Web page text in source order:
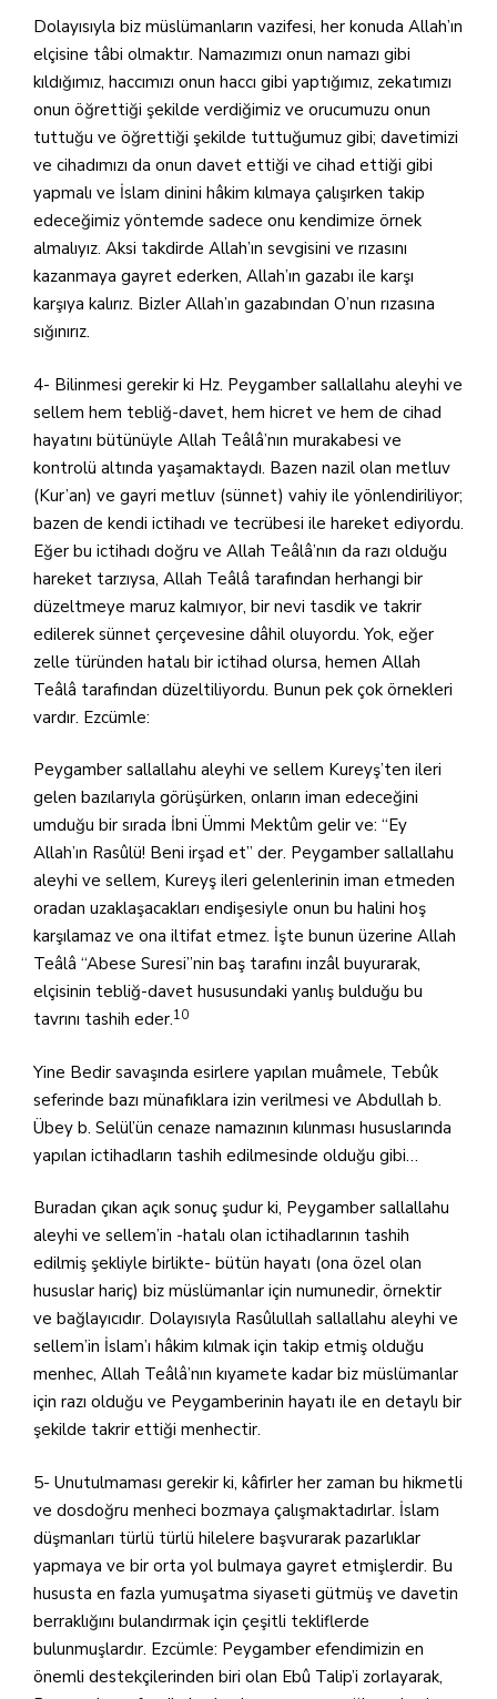
Dolayısıyla biz müslümanların vazifesi, her konuda Allah’ın
elçisine tâbi olmaktır. Namazımızı onun namazı gibi
kıldığımız, haccımızı onun haccı gibi yaptığımız, zekatımızı
onun öğrettiği şekilde verdiğimiz ve orucumuzu onun
tuttuğu ve öğrettiği şekilde tuttuğumuz gibi; davetimizi
ve cihadımızı da onun davet ettiği ve cihad ettiği gibi
yapmalı ve İslam dinini hâkim kılmaya çalışırken takip
edeceğimiz yöntemde sadece onu kendimize örnek
almalıyız. Aksi takdirde Allah’ın sevgisini ve rızasını
kazanmaya gayret ederken, Allah’ın gazabı ile karşı
karşıya kalırız. Bizler Allah’ın gazabından O’nun rızasına
sığınırız.
4- Bilinmesi gerekir ki Hz. Peygamber sallallahu aleyhi ve
sellem hem tebliğ-davet, hem hicret ve hem de cihad
hayatını bütünüyle Allah Teâlâ’nın murakabesi ve
kontrolü altında yaşamaktaydı. Bazen nazil olan metluv
(Kur’an) ve gayri metluv (sünnet) vahiy ile yönlendiriliyor;
bazen de kendi ictihadı ve tecrübesi ile hareket ediyordu.
Eğer bu ictihadı doğru ve Allah Teâlâ’nın da razı olduğu
hareket tarzıysa, Allah Teâlâ tarafından herhangi bir
düzeltmeye maruz kalmıyor, bir nevi tasdik ve takrir
edilerek sünnet çerçevesine dâhil oluyordu. Yok, eğer
zelle türünden hatalı bir ictihad olursa, hemen Allah
Teâlâ tarafından düzeltiliyordu. Bunun pek çok örnekleri
vardır. Ezcümle:
Peygamber sallallahu aleyhi ve sellem Kureyş’ten ileri
gelen bazılarıyla görüşürken, onların iman edeceğini
umduğu bir sırada İbni Ümmi Mektûm gelir ve: “Ey
Allah’ın Rasûlü! Beni irşad et” der. Peygamber sallallahu
aleyhi ve sellem, Kureyş ileri gelenlerinin iman etmeden
oradan uzaklaşacakları endişesiyle onun bu halini hoş
karşılamaz ve ona iltifat etmez. İşte bunun üzerine Allah
Teâlâ “Abese Suresi”nin baş tarafını inzâl buyurarak,
elçisinin tebliğ-davet hususundaki yanlış bulduğu bu
tavrını tashih eder.10
Yine Bedir savaşında esirlere yapılan muâmele, Tebûk
seferinde bazı münafıklara izin verilmesi ve Abdullah b.
Übey b. Selül’ün cenaze namazının kılınması hususlarında
yapılan ictihadların tashih edilmesinde olduğu gibi…
Buradan çıkan açık sonuç şudur ki, Peygamber sallallahu
aleyhi ve sellem’in -hatalı olan ictihadlarının tashih
edilmiş şekliyle birlikte- bütün hayatı (ona özel olan
hususlar hariç) biz müslümanlar için numunedir, örnektir
ve bağlayıcıdır. Dolayısıyla Rasûlullah sallallahu aleyhi ve
sellem’in İslam’ı hâkim kılmak için takip etmiş olduğu
menhec, Allah Teâlâ’nın kıyamete kadar biz müslümanlar
için razı olduğu ve Peygamberinin hayatı ile en detaylı bir
şekilde takrir ettiği menhectir.
5- Unutulmaması gerekir ki, kâfirler her zaman bu hikmetli
ve dosdoğru menheci bozmaya çalışmaktadırlar. İslam
düşmanları türlü türlü hilelere başvurarak pazarlıklar
yapmaya ve bir orta yol bulmaya gayret etmişlerdir. Bu
hususta en fazla yumuşatma siyaseti gütmüş ve davetin
berraklığını bulandırmak için çeşitli tekliflerde
bulunmuşlardır. Ezcümle: Peygamber efendimizin en
önemli destekçilerinden biri olan Ebû Talip’i zorlayarak,